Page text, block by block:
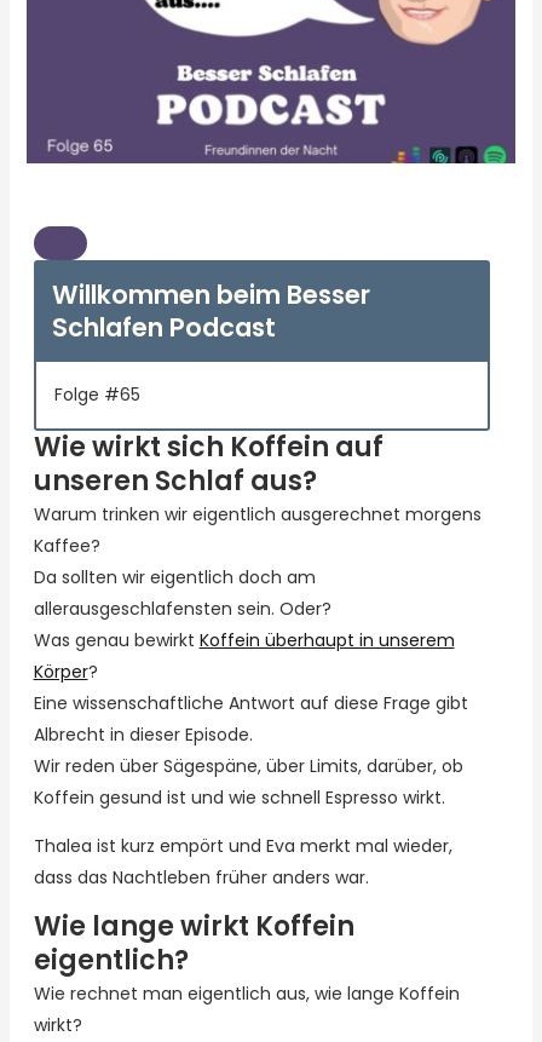
Willkommen beim Besser
Schlafen Podcast
Folge #65
Wie wirkt sich Koffein auf
unseren Schlaf aus?
Warum trinken wir eigentlich ausgerechnet morgens
Kaffee?
Da sollten wir eigentlich doch am
allerausgeschlafensten sein. Oder?
Was genau bewirkt Koffein überhaupt in unserem
Körper?
Eine wissenschaftliche Antwort auf diese Frage gibt
Albrecht in dieser Episode.
Wir reden über Sägespäne, über Limits, darüber, ob
Koffein gesund ist und wie schnell Espresso wirkt.
Thalea ist kurz empört und Eva merkt mal wieder,
dass das Nachtleben früher anders war.
Wie lange wirkt Koffein
eigentlich?
Wie rechnet man eigentlich aus, wie lange Koffein
wirkt?